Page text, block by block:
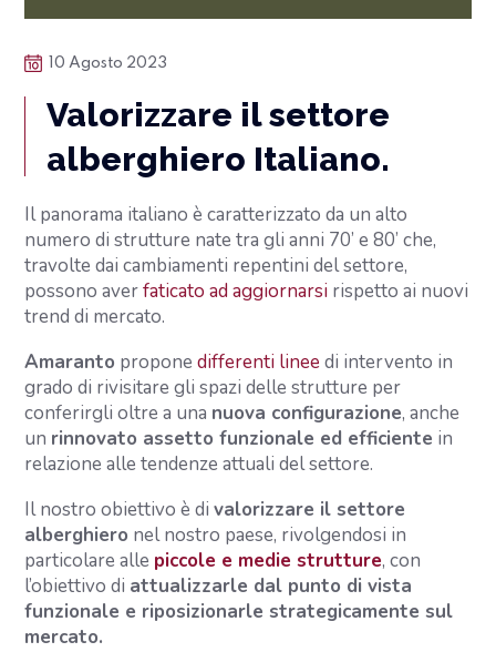
10 Agosto 2023
Valorizzare il settore
alberghiero Italiano.
Il panorama italiano è caratterizzato da un alto
numero di strutture nate tra gli anni 70’ e 80’ che,
travolte dai cambiamenti repentini del settore,
possono averfaticato ad aggiornarsi rispetto ai nuovi
trend di mercato.
Amaranto proponedifferenti lineedi intervento in
grado di rivisitare gli spazi delle strutture per
conferirgli oltre a una nuova configurazione, anche
un rinnovato assetto funzionale ed efficiente in
relazione alle tendenze attuali del settore.
Il nostro obiettivo è divalorizzare il settore
alberghiero nel nostro paese, rivolgendosi in
particolare alle piccole e medie strutture, con
l’obiettivo di attualizzarle dal punto di vista
funzionale e riposizionarle strategicamente sul
mercato.